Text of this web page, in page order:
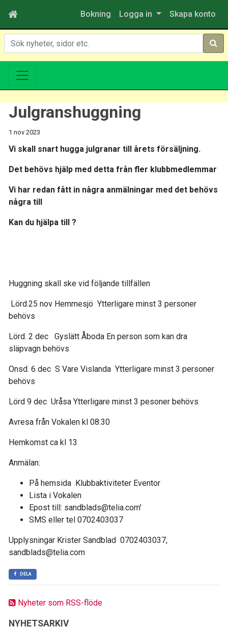
Bokning Logga in Skapa konto
Sök
Nyheter som RSS-flöde
NYHETSARKIV
Julgranshuggning
1 nov 2023
Vi skall snart hugga julgranar till årets försäljning.
Det behövs hjälp med detta från fler klubbmedlemmar
Vi har redan fått in några anmälningar med det behövs
några till
Kan du hjälpa till ?
Huggning skall ske vid följande tillfällen
Lörd.25 nov Hemmesjö Ytterligare minst 3 personer
behövs
Lörd. 2 dec Gyslätt Åboda En person som kan dra
släpvagn behövs
Onsd. 6 dec S Vare Vislanda Ytterligare minst 3 personer
behövs
Lörd 9 dec Uråsa Ytterligare minst 3 pesoner behövs
Avresa från Vokalen kl 08:30
Hemkomst ca kl 13
Anmälan:
På hemsida Klubbaktiviteter Eventor
Lista i Vokalen
Epost till: sandblads@telia.com'
SMS eller tel 0702403037
Upplysningar Krister Sandblad 0702403037,
sandblads@telia.com
DELA